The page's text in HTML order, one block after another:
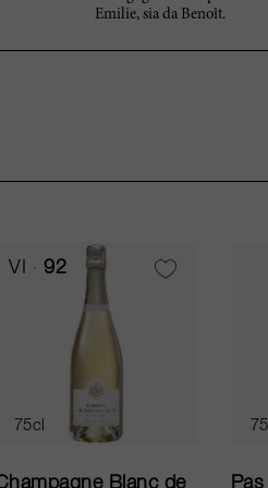
Emilie, sia da Benoît.
VI 92
75cl